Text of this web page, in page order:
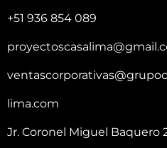
+51 936 854 089
lima.com
Jr. Coronel Miguel Baquero